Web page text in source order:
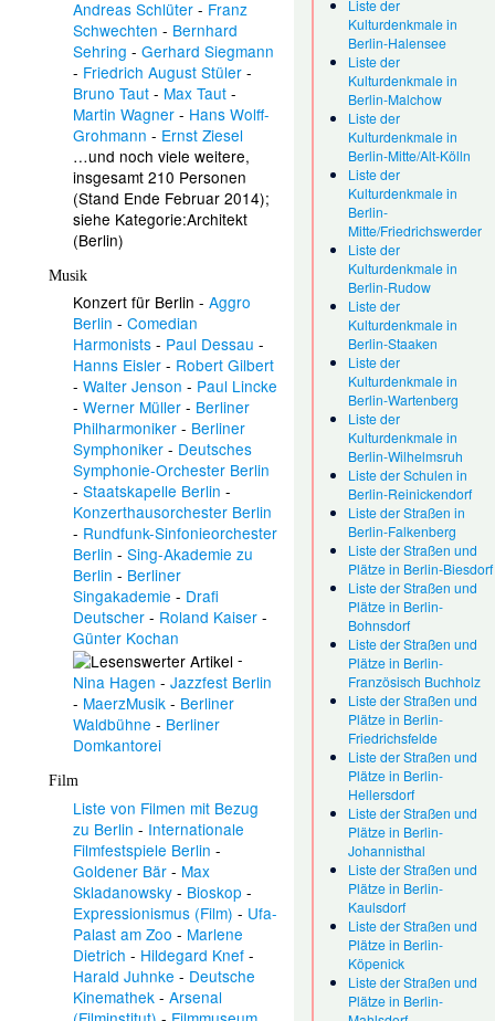
Andreas Schlüter- Franz
Schwechten - Bernhard
Sehring - Gerhard Siegmann
- Friedrich August Stüler-
Bruno Taut- Max Taut-
Martin Wagner- Hans Wolff-
Grohmann - Ernst Ziesel
…und noch viele weitere,
insgesamt 210 Personen
(Stand Ende Februar 2014);
siehe Kategorie:Architekt
(Berlin)
Musik
Konzert für Berlin - Aggro
Berlin - Comedian
Harmonists- Paul Dessau -
Hanns Eisler- Robert Gilbert
- Walter Jenson - Paul Lincke
- Werner Müller- Berliner
Philharmoniker- Berliner
Symphoniker- Deutsches
Symphonie-Orchester Berlin
- Staatskapelle Berlin -
Konzerthausorchester Berlin
- Rundfunk-Sinfonieorchester
Berlin - Sing-Akademie zu
Berlin - Berliner
Singakademie - Drafi
Deutscher- Roland Kaiser-
Günter Kochan
-
Nina Hagen - Jazzfest Berlin
- MaerzMusik- Berliner
Waldbühne - Berliner
Domkantorei
Film
Liste von Filmen mit Bezug
zu Berlin - Internationale
Filmfestspiele Berlin -
Goldener Bär- Max
Skladanowsky- Bioskop -
Expressionismus (Film) - Ufa-
Palast am Zoo - Marlene
Dietrich - Hildegard Knef-
Harald Juhnke - Deutsche
Kinemathek- Arsenal
Liste der
Kulturdenkmale in
Berlin-Halensee
Liste der
Kulturdenkmale in
Berlin-Malchow
Liste der
Kulturdenkmale in
Berlin-Mitte/Alt-Kölln
Liste der
Kulturdenkmale in
Berlin-
Mitte/Friedrichswerder
Liste der
Kulturdenkmale in
Berlin-Rudow
Liste der
Kulturdenkmale in
Berlin-Staaken
Liste der
Kulturdenkmale in
Berlin-Wartenberg
Liste der
Kulturdenkmale in
Berlin-Wilhelmsruh
Liste der Schulen in
Berlin-Reinickendorf
Liste der Straßen in
Berlin-Falkenberg
Liste der Straßen und
Plätze in Berlin-Biesdorf
Liste der Straßen und
Plätze in Berlin-
Bohnsdorf
Liste der Straßen und
Plätze in Berlin-
Französisch Buchholz
Liste der Straßen und
Plätze in Berlin-
Friedrichsfelde
Liste der Straßen und
Plätze in Berlin-
Hellersdorf
Liste der Straßen und
Plätze in Berlin-
Johannisthal
Liste der Straßen und
Plätze in Berlin-
Kaulsdorf
Liste der Straßen und
Plätze in Berlin-
Köpenick
Liste der Straßen und
Plätze in Berlin-